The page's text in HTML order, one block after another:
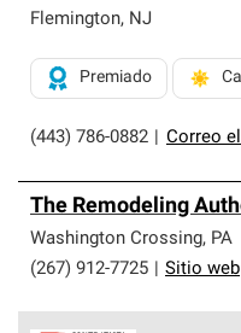
Flemington, NJ
(443) 786-0882 Correo
Premiado
The Remodeling
Washington Crossing, PA
(267) 912-7725
Sitio web